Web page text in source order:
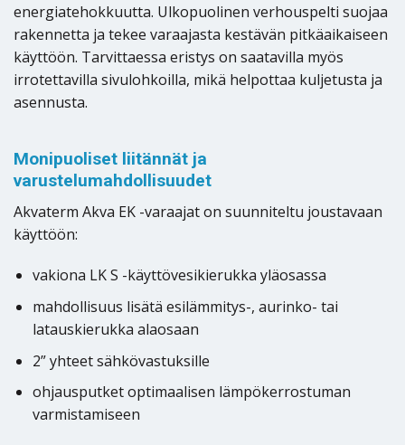
energiatehokkuutta. Ulkopuolinen verhouspelti suojaa
rakennetta ja tekee varaajasta kestävän pitkäaikaiseen
käyttöön. Tarvittaessa eristys on saatavilla myös
irrotettavilla sivulohkoilla, mikä helpottaa kuljetusta ja
asennusta.
Monipuoliset liitännät ja
varustelumahdollisuudet
Akvaterm Akva EK -varaajat on suunniteltu joustavaan
käyttöön:
vakiona LK S -käyttövesikierukka yläosassa
mahdollisuus lisätä esilämmitys-, aurinko- tai
latauskierukka alaosaan
2” yhteet sähkövastuksille
ohjausputket optimaalisen lämpökerrostuman
varmistamiseen